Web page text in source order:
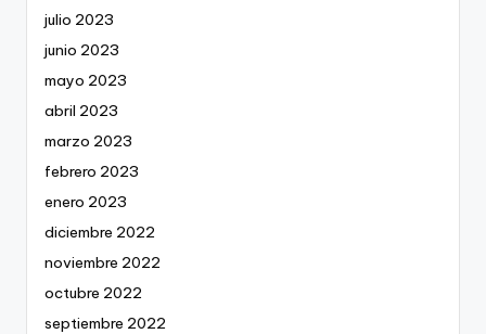
julio 2023
junio 2023
mayo 2023
abril 2023
marzo 2023
febrero 2023
enero 2023
diciembre 2022
noviembre 2022
octubre 2022
septiembre 2022